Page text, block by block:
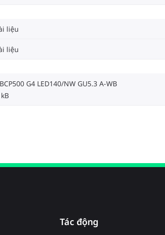
liệu
liệu
G4 LED140/NW GU5.3 A-WB
Tác động